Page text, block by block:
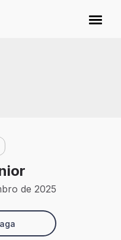
de 2025